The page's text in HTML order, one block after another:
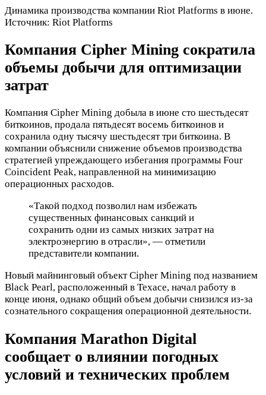
Динамика производства компании Riot Platforms в июне.
Источник: Riot Platforms
Компания Cipher Mining сократила
объемы добычи для оптимизации
затрат
Компания Cipher Mining добыла в июне сто шестьдесят
биткоинов, продала пятьдесят восемь биткоинов и
сохранила одну тысячу шестьдесят три биткоина. В
компании объяснили снижение объемов производства
стратегией упреждающего избегания программы Four
Coincident Peak, направленной на минимизацию
операционных расходов.
«Такой подход позволил нам избежать
существенных финансовых санкций и
сохранить одни из самых низких затрат на
электроэнергию в отрасли», — отметили
представители компании.
Новый майнинговый объект Cipher Mining под названием
Black Pearl, расположенный в Техасе, начал работу в
конце июня, однако общий объем добычи снизился из-за
сознательного сокращения операционной деятельности.
Компания Marathon Digital
сообщает о влиянии погодных
условий и технических проблем